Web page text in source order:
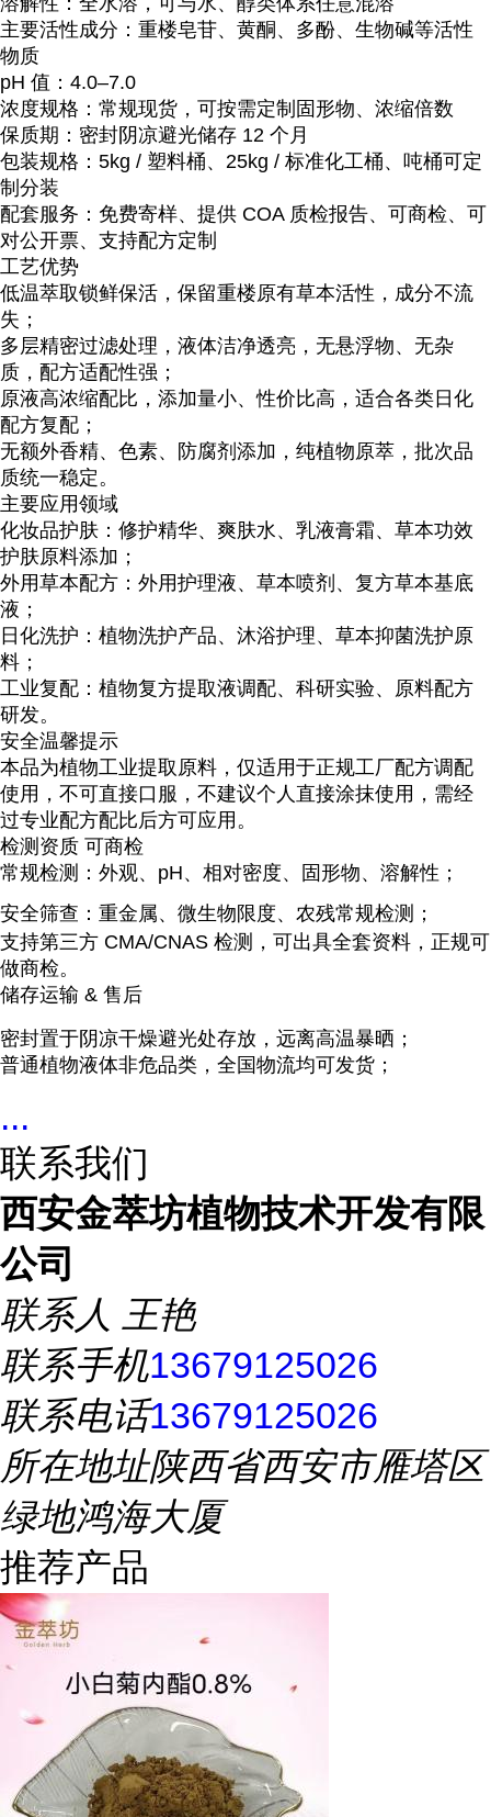
主要活性成分：重楼皂苷、黄酮、多酚、生物碱等活性
物质
pH 值：4.0–7.0
浓度规格：常规现货，可按需定制固形物、浓缩倍数
保质期：密封阴凉避光储存 12 个月
包装规格：5kg / 塑料桶、25kg / 标准化工桶、吨桶可定
制分装
配套服务：免费寄样、提供 COA 质检报告、 可商检、可
对公开票、支持配方定制
工艺优势
低温萃取锁鲜保活，保留重楼原有草本活性，成分不流
失；
多层精密过滤处理，液体洁净透亮，无悬浮物、无杂
质，配方适配性强；
原液高浓缩配比，添加量小、性价比高，适合各类日化
配方复配；
无额外香精、色素、防腐剂添加，纯植物原萃，批次品
质统一稳定。
主要应用领域
化妆品护肤 ：修护精华、爽肤水、乳液膏霜、草本功效
护肤原料添加；
外用草本配方 ：外用护理液、草本喷剂、复方草本基底
液；
日化洗护 ：植物洗护产品、沐浴护理、草本抑菌洗护原
料；
工业复配 ：植物复方提取液调配、科研实验、原料配方
研发。
安全温馨提示
本品为植物工业提取原料 ，仅适用于正规工厂配方调配
使用， 不可直接口服 ，不建议个人直接涂抹使用，需经
过专业配方配比后方可应用。
检测资质 可商检
常规检测：外观、pH、相对密度、固形物、溶解性；
安全筛查：重金属、微生物限度、农残常规检测；
支持第三方 CMA/CNAS 检测，可出具全套资料， 正规可
做商检。
储存运输 & 售后
密封置于阴凉干燥避光处存放，远离高温暴晒；
普通植物液体非危品类，全国物流均可发货；
...
联系我们
西安金萃坊植物技术开发有限
公司
联系人 王艳
联系手机13679125026
联系电话13679125026
所在地址陕西省西安市雁塔区
绿地鸿海大厦
推荐产品